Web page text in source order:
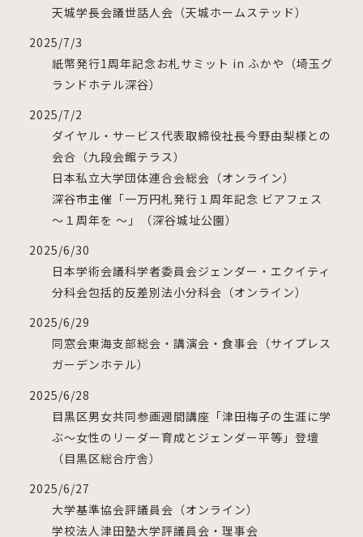
天城学長会議世話人会（天城ホームステッド）
2025/7/3
紙幣発行1周年記念お札サミット in ふかや（埼玉グ
ランドホテル深谷）
2025/7/2
ダイヤル・サービス代表取締役社長今野由梨様との
会合（九段会館テラス）
日本私立大学団体連合会総会（オンライン）
深谷市主催「一万円札発行１周年記念 ビアフェス
～１周年を ～」（深谷城址公園）
2025/6/30
日本学術会議科学者委員会ジェンダー・エクイティ
分科会包括的反差別法小分科会（オンライン）
2025/6/29
同窓会東海支部総会・講演会・食事会（サイプレス
ガーデンホテル）
2025/6/28
目黒区男女共同参画週間講座「津田梅子の生涯に学
ぶ～女性のリーダー育成とジェンダー平等」登壇
（目黒区総合庁舎）
2025/6/27
大学基準協会評議員会（オンライン）
学校法人津田塾大学評議員会・理事会